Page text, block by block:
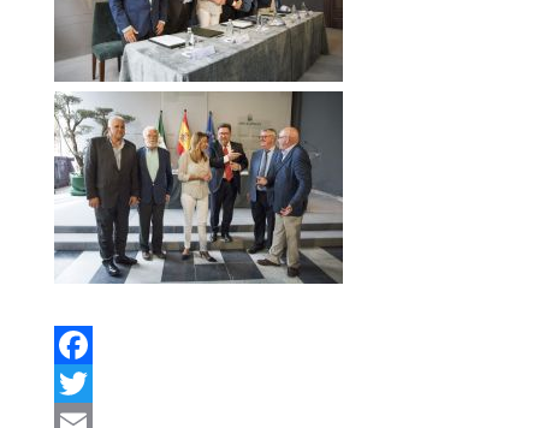
Facebook
Twitter